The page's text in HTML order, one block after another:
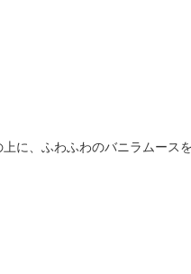
に、ふわふわのバニラムース